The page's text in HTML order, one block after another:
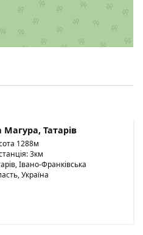
ліворуч, і їхати прямо
дерев'яний міст відразу
або можна самостійно
цього кухні.
Магура, Татарів
1288м
3км
Івано-Франківська
Україна